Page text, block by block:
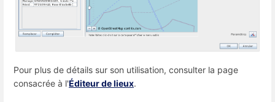
Pour plus de détails sur son utilisation, consulter la page
consacrée à l'Éditeur de lieux.